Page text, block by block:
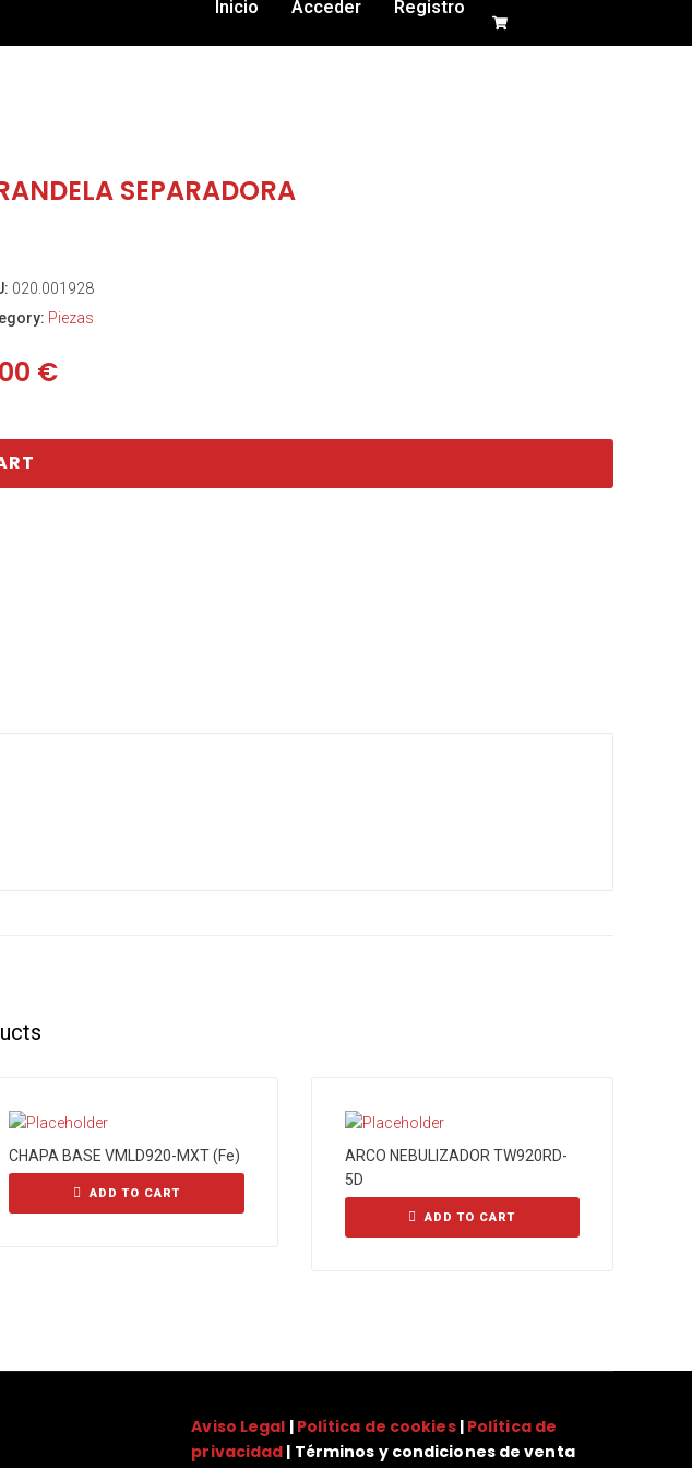
Inicio Acceder Registro
SEPARADORA
020.001928
Piezas
€
CHAPA BASE VMLD920-MXT (Fe)
ADD TO CART
ARCO NEBULIZADOR TW920RD-
5D
ADD TO CART
Aviso Legal | Política de cookies| Política de
privacidad | Términos y condiciones de venta